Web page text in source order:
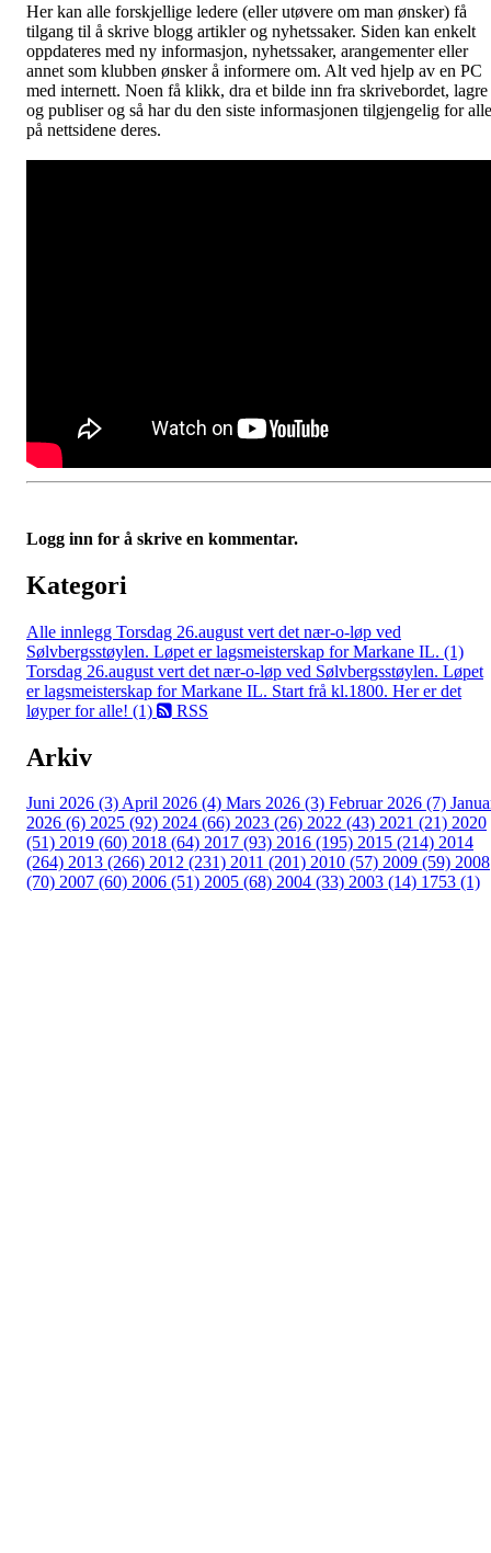
Her kan alle forskjellige ledere (eller utøvere om man ønsker) få
tilgang til å skrive blogg artikler og nyhetssaker. Siden kan enkelt
oppdateres med ny informasjon, nyhetssaker, arangementer eller
annet som klubben ønsker å informere om. Alt ved hjelp av en PC
med internett. Noen få klikk, dra et bilde inn fra skrivebordet, lagre
og publiser og så har du den siste informasjonen tilgjengelig for alle
på nettsidene deres.
Logg inn for å skrive en kommentar.
Kategori
Alle innlegg Torsdag 26.august vert det nær-o-løp ved
Sølvbergsstøylen. Løpet er lagsmeisterskap for Markane IL. (1)
Torsdag 26.august vert det nær-o-løp ved Sølvbergsstøylen. Løpet
er lagsmeisterskap for Markane IL. Start frå kl.1800. Her er det
løyper for alle! (1)
RSS
Arkiv
Juni 2026 (3)April 2026 (4) Mars 2026 (3) Februar 2026 (7)
2026 (6) 2025 (92) 2024 (66) 2023 (26) 2022 (43) 2021 (21) 2020
(51) 2019 (60) 2018 (64) 2017 (93) 2016 (195) 2015 (214) 2014
(264) 2013 (266) 2012 (231) 2011 (201) 2010 (57) 2009 (59) 2008
(70) 2007 (60) 2006 (51) 2005 (68) 2004 (33) 2003 (14) 1753 (1)